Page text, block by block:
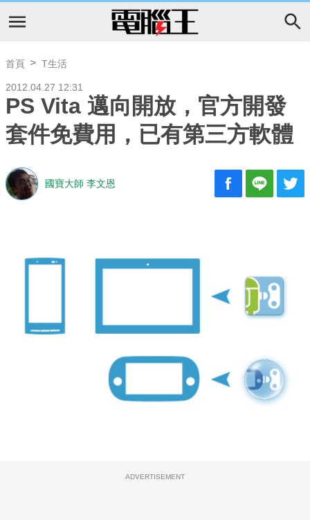
首頁 T生活
2012.04.27 12:31
PS Vita 邁向開放，官方開發
套件免費用，已有第三方軟體
國寶大師 李文恩
ADVERTISEMENT